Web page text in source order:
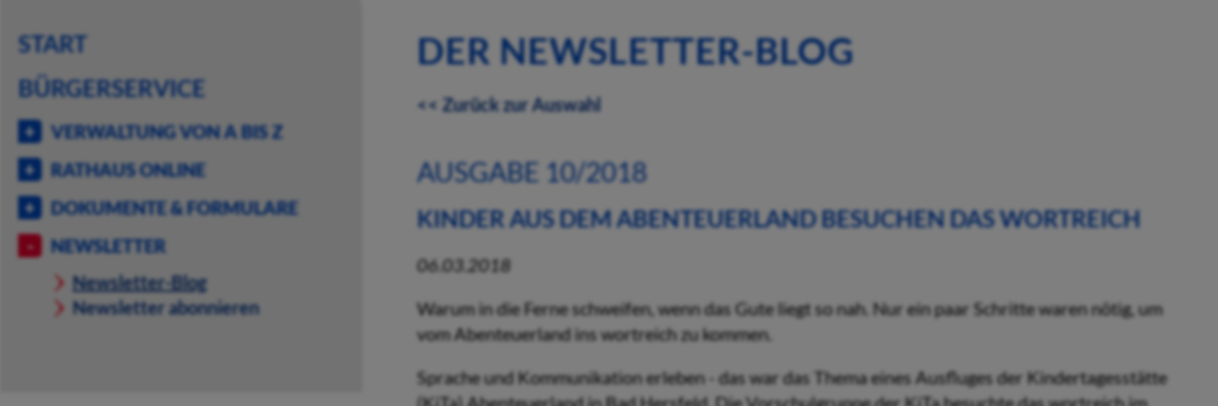
START
BÜRGERSERVICE
VERWALTUNG VON A BIS Z
RATHAUS ONLINE
DOKUMENTE & FORMULARE
NEWSLETTER
Newsletter-Blog
Newsletter abonnieren
DER NEWSLETTER-BLOG
<< Zurück zur Auswahl
AUSGABE 10/2018
KINDER AUS DEM ABENTEUERLAND BESUCHEN DAS WORTREICH
06.03.2018
Warum in die Ferne schweifen, wenn das Gute liegt so nah. Nur ein paar Schritte waren nötig, um
vom Abenteuerland ins wortreich zu kommen.
Sprache und Kommunikation erleben - das war das Thema eines Ausfluges der Kindertagesstätte